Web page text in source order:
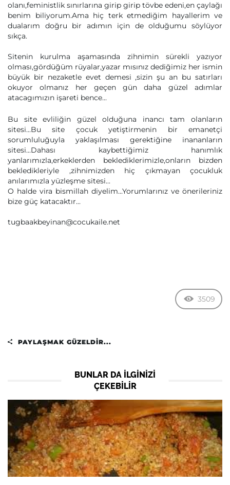
olanı,feministlik sınırlarına girip girip tövbe edeni,en çaylağı
benim biliyorum.Ama hiç terk etmediğim hayallerim ve
dualarım doğru bir adımın için de olduğumu söylüyor
sıkça.
Sitenin kurulma aşamasında zihnimin sürekli yazıyor
olması,gördüğüm rüyalar,yazar mısınız dediğimiz her ismin
büyük bir nezaketle evet demesi ,sizin şu an bu satırları
okuyor olmanız her geçen gün daha güzel adımlar
atacagımızın işareti bence...
Bu site evliliğin güzel olduğuna inancı tam olanların
sitesi...Bu site çocuk yetiştirmenin bir emanetçi
sorumluluğuyla yaklaşılması gerektiğine inananların
sitesi...Dahası kaybettiğimiz hanımlık
yanlarımızla,erkeklerden beklediklerimizle,onların bizden
bekledikleriyle ,zihnimizden hiç çıkmayan çocukluk
anılarımızla yüzleşme sitesi...
O halde vira bismillah diyelim...Yorumlarınız ve önerileriniz
bize güç katacaktır...
tugbaakbeyinan@cocukaile.net
3509
PAYLAŞMAK GÜZELDIR...
BUNLAR DA ILGINIZI
ÇEKEBILIR